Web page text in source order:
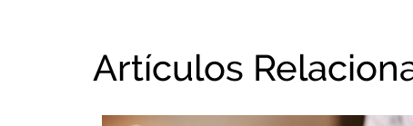
Artículos